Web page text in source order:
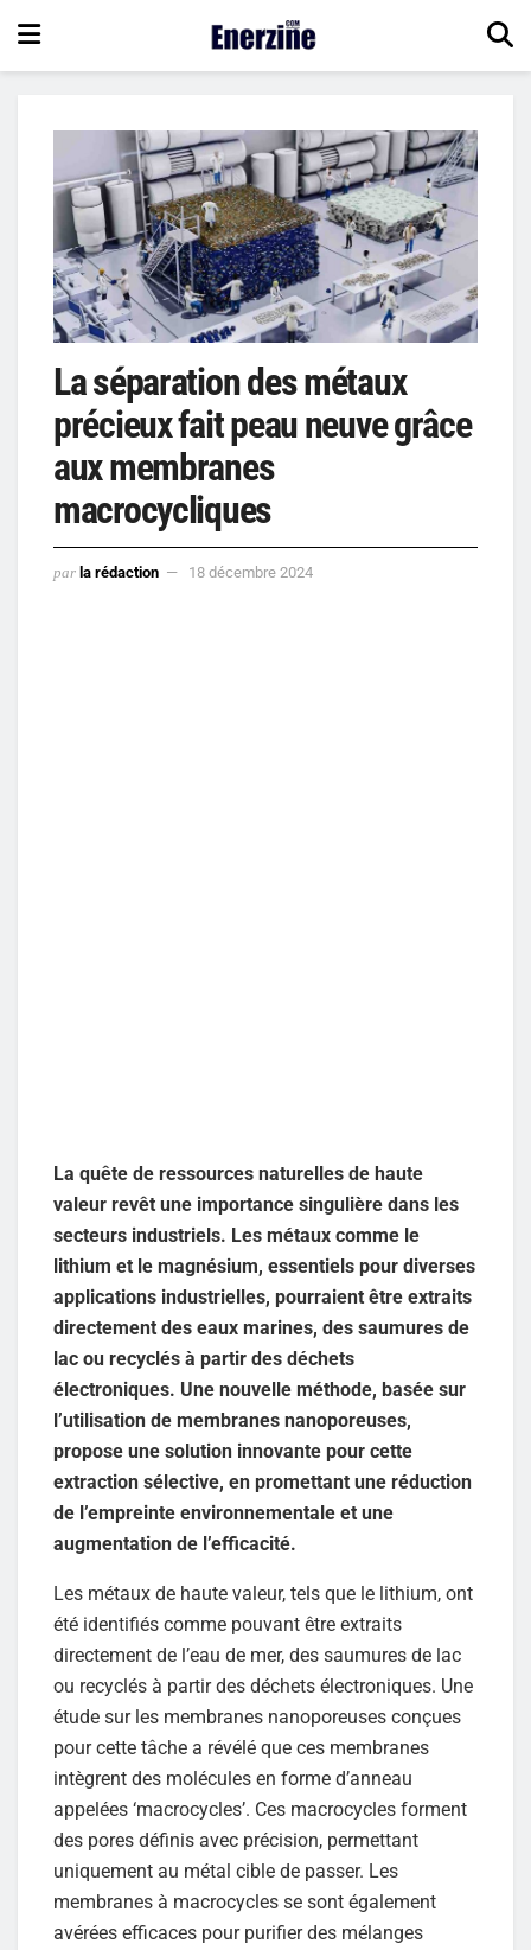
La séparation des métaux
précieux fait peau neuve grâce
aux membranes
macrocycliques
par la rédaction 18 décembre 2024
La quête de ressources naturelles de haute
valeur revêt une importance singulière dans les
secteurs industriels. Les métaux comme le
lithium et le magnésium, essentiels pour diverses
applications industrielles, pourraient être extraits
directement des eaux marines, des saumures de
lac ou recyclés à partir des déchets
électroniques. Une nouvelle méthode, basée sur
l’utilisation de membranes nanoporeuses,
propose une solution innovante pour cette
extraction sélective, en promettant une réduction
de l’empreinte environnementale et une
augmentation de l’efficacité.
Les métaux de haute valeur, tels que le lithium, ont
été identifiés comme pouvant être extraits
directement de l’eau de mer, des saumures de lac
ou recyclés à partir des déchets électroniques. Une
étude sur les membranes nanoporeuses conçues
pour cette tâche a révélé que ces membranes
intègrent des molécules en forme d’anneau
appelées ‘macrocycles’. Ces macrocycles forment
des pores définis avec précision, permettant
uniquement au métal cible de passer. Les
membranes à macrocycles se sont également
avérées efficaces pour purifier des mélanges